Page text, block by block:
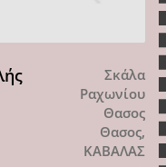
Σκάλα
Ραχωνίου
Θασος
Θασος,
ΚΑΒΑΛΑΣ